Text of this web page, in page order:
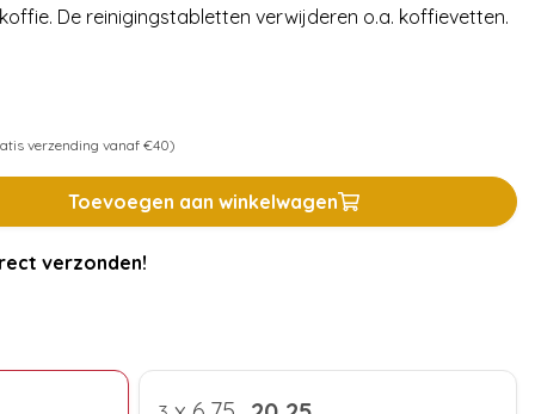
De reinigingstabletten verwijderen o.a. koffievetten.
verzending vanaf €40)
Toevoegen aan winkelwagen
verzonden!